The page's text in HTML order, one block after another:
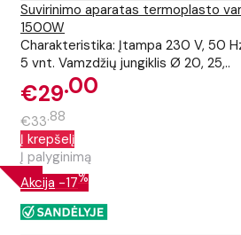
Suvirinimo aparatas termoplasto
1500W
Charakteristika: Įtampa 230 V, 50
5 vnt. Vamzdžių jungiklis Ø 20, 25,..
€29 00
€33 88
Į krepšelį
Į palyginimą
Akcija -17%